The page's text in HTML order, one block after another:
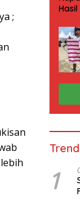
;
1